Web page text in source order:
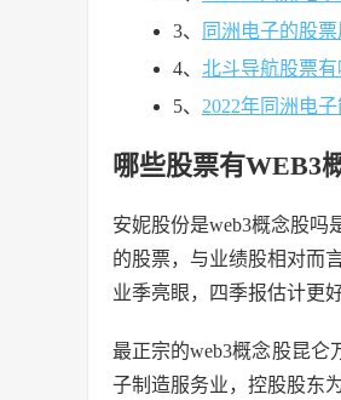
3、
同洲电子的股
4、 北斗导航股票
5、 2022年同洲电
哪些股票有WEB3
安妮股份是web3概念股吗
的股票，与业绩股相对而
业季亮眼，四季报估计更
最正宗的web3概念股昆仑
子制造服务业，控股股东